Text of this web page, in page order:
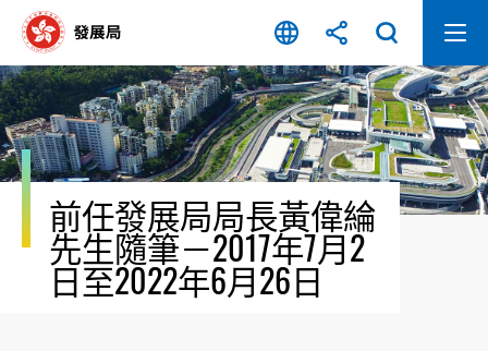
容
開
始
前任發展局局長黃偉綸
先生隨筆－2017年7月2
日至2022年6月26日